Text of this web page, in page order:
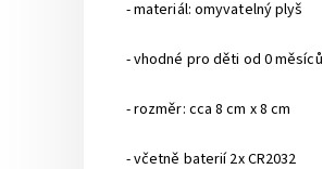
- materiál: omyvatelný plyš
- vhodné pro děti od 0 měsíců
- rozměr: cca 8 cm x 8 cm
- včetně baterií 2x CR2032